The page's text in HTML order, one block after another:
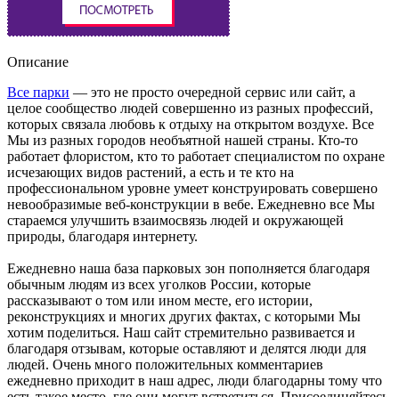
Описание
Все парки — это не просто очередной сервис или сайт, а
целое сообщество людей совершенно из разных профессий,
которых связала любовь к отдыху на открытом воздухе. Все
Мы из разных городов необъятной нашей страны. Кто-то
работает флористом, кто то работает специалистом по охране
исчезающих видов растений, а есть и те кто на
профессиональном уровне умеет конструировать совершено
невообразимые веб-конструкции в вебе. Ежедневно все Мы
стараемся улучшить взаимосвязь людей и окружающей
природы, благодаря интернету.
Ежедневно наша база парковых зон пополняется благодаря
обычным людям из всех уголков России, которые
рассказывают о том или ином месте, его истории,
реконструкциях и многих других фактах, с которыми Мы
хотим поделиться. Наш сайт стремительно развивается и
благодаря отзывам, которые оставляют и делятся люди для
людей. Очень много положительных комментариев
ежедневно приходит в наш адрес, люди благодарны тому что